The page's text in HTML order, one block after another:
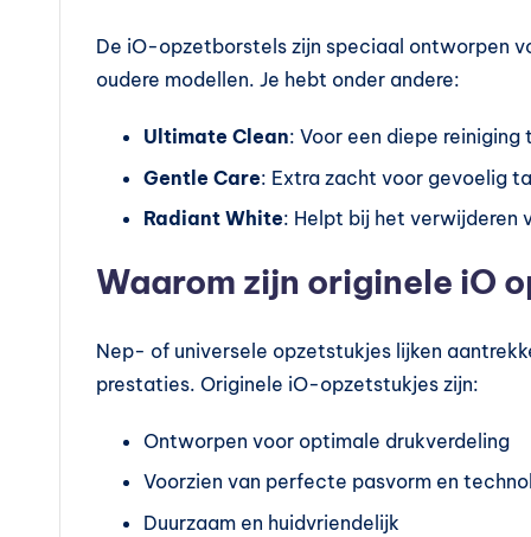
De iO-opzetborstels zijn speciaal ontworpen
oudere modellen. Je hebt onder andere:
Ultimate Clean: Voor een diepe
Gentle Care: Extra zacht voor gevoelig
Radiant White: Helpt bij het verwijderen
Waarom zijn originele iO
Nep- of universele opzetstukjes lijken
prestaties. Originele iO-opzetstukjes zijn:
Ontworpen voor optimale drukverdeling
Voorzien van perfecte pasvorm en
Duurzaam en huidvriendelijk